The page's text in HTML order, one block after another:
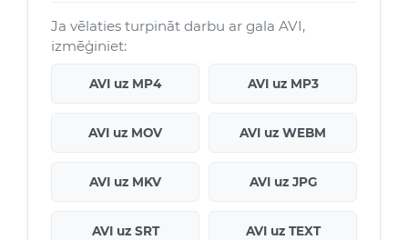
Ja vēlaties turpināt darbu ar gala AVI,
izmēģiniet:
AVI uz MP4 AVI uz MP3
AVI uz MOV AVI uz WEBM
AVI uz MKV AVI uz JPG
AVI uz SRT AVI uz TEXT